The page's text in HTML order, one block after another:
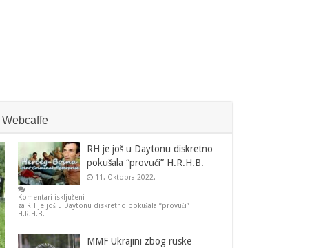
Webcaffe
RH je još u Daytonu diskretno
pokušala “provući” H.R.H.B.
11. Oktobra 2022.
Komentari isključeni
za RH je još u Daytonu diskretno pokušala “provući”
H.R.H.B.
MMF Ukrajini zbog ruske